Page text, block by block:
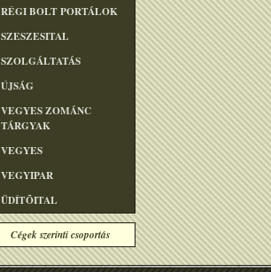
RÉGI BOLT PORTÁLOK
SZESZESITAL
SZOLGÁLTATÁS
ÚJSÁG
VEGYES ZOMÁNC
TÁRGYAK
VEGYES
VEGYIPAR
ÜDÍTÕITAL
Cégek szerinti csoportás